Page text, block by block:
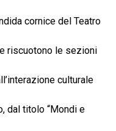
cornice del Teatro
riscuotono le sezioni
culturale
dal titolo “Mondi e